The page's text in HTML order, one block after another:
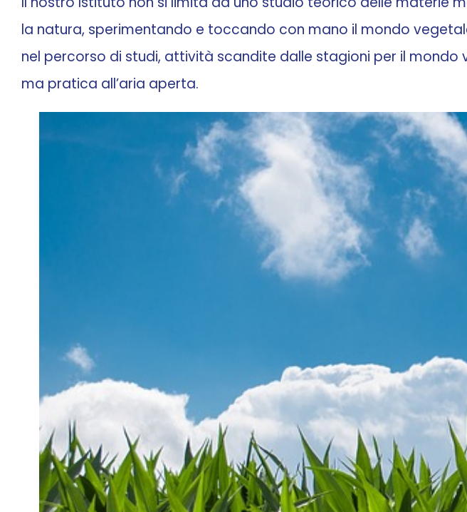
la natura, sperimentando e toccando con mano il mondo
nel percorso di studi, attività scandite dalle stagioni per il
ma pratica all’aria aperta.